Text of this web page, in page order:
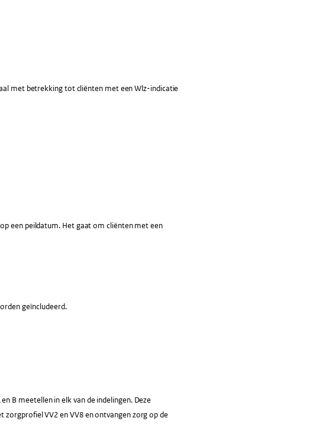
met betrekking tot cliënten met een Wlz-indicatie
een peildatum. Het gaat om cliënten met een
geïncludeerd.
B meetellen in elk van de indelingen. Deze
VV2 en VV8 en ontvangen zorg op de